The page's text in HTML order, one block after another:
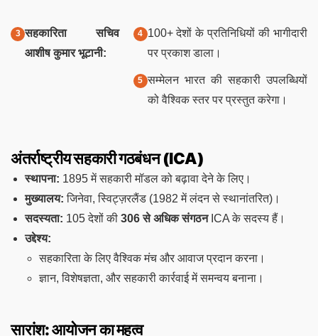
सहकारिता सचिव
आशीष कुमार भूटानी:
100+ देशों के प्रतिनिधियों की भागीदारी
पर प्रकाश डाला।
सम्मेलन भारत की सहकारी उपलब्धियों
को वैश्विक स्तर पर प्रस्तुत करेगा।
अंतर्राष्ट्रीय सहकारी गठबंधन (ICA)
स्थापना: 1895 में सहकारी मॉडल को बढ़ावा देने के लिए।
मुख्यालय: जिनेवा, स्विट्ज़रलैंड (1982 में लंदन से स्थानांतरित)।
सदस्यता: 105 देशों की 306 से अधिक संगठनICA के सदस्य हैं।
उद्देश्य:
सहकारिता के लिए वैश्विक मंच और आवाज प्रदान करना।
ज्ञान, विशेषज्ञता, और सहकारी कार्रवाई में समन्वय बनाना।
सारांश: आयोजन का महत्व